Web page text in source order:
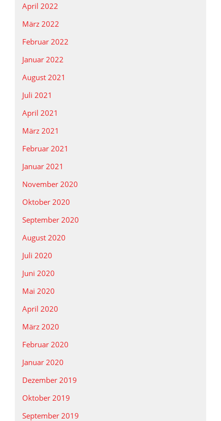
April 2022
März 2022
Februar 2022
Januar 2022
August 2021
Juli 2021
April 2021
März 2021
Februar 2021
Januar 2021
November 2020
Oktober 2020
September 2020
August 2020
Juli 2020
Juni 2020
Mai 2020
April 2020
März 2020
Februar 2020
Januar 2020
Dezember 2019
Oktober 2019
September 2019